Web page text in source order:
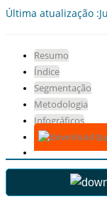
Última atualização
Resumo
Índice
Segmentação
Metodologia
Infográficos